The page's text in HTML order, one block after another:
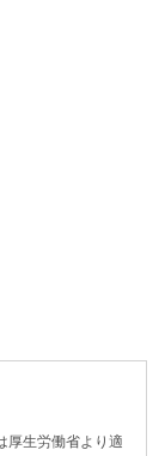
厚生労働省より適